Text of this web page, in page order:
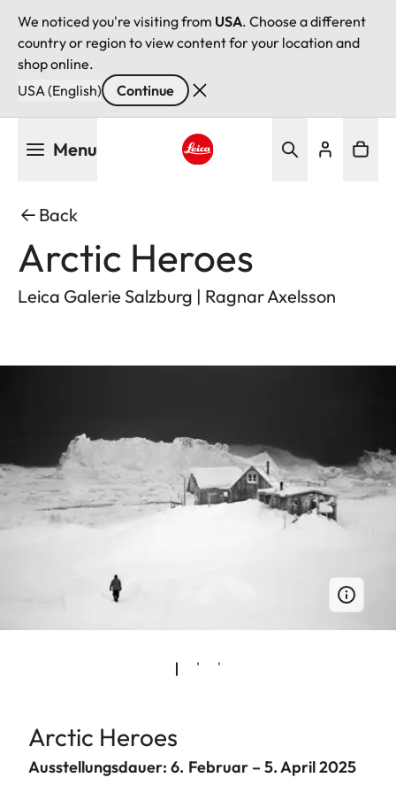
We noticed you're visiting from USA. Choose a different
country or region to view content for your location and
shop online.
USA (English)
Continue
Menu
Back
Arctic Heroes
Leica Galerie Salzburg | Ragnar Axelsson
Arctic Heroes
Ausstellungsdauer: 6. Februar – 5. April 2025